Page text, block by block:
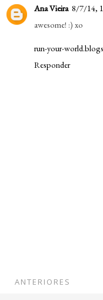
Ana Vieira 8/7/14,
awesome! :) xo
run-your-
Responder
ANTERIORES